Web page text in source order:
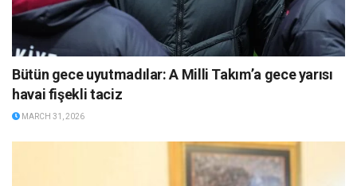
Bütün gece uyutmadılar: A Milli Takım’a gece yarısı
havai fişekli taciz
MARCH 31, 2026